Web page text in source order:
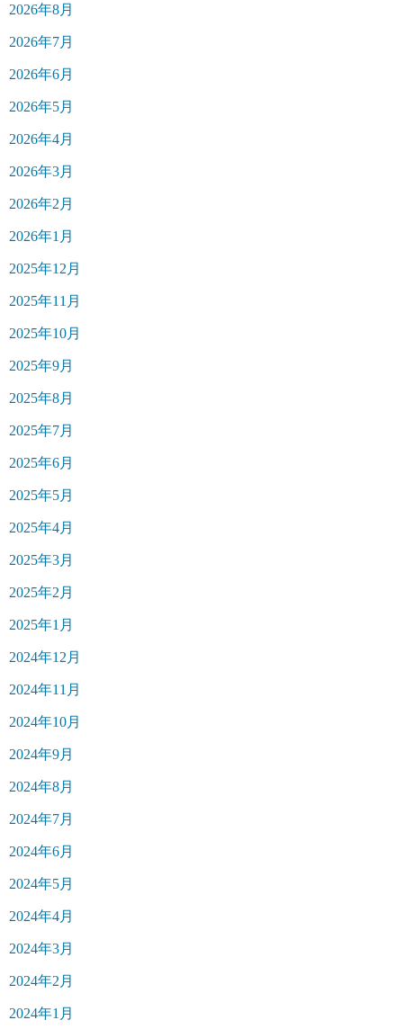
2026年8月
2026年7月
2026年6月
2026年5月
2026年4月
2026年3月
2026年2月
2026年1月
2025年12月
2025年11月
2025年10月
2025年9月
2025年8月
2025年7月
2025年6月
2025年5月
2025年4月
2025年3月
2025年2月
2025年1月
2024年12月
2024年11月
2024年10月
2024年9月
2024年8月
2024年7月
2024年6月
2024年5月
2024年4月
2024年3月
2024年2月
2024年1月